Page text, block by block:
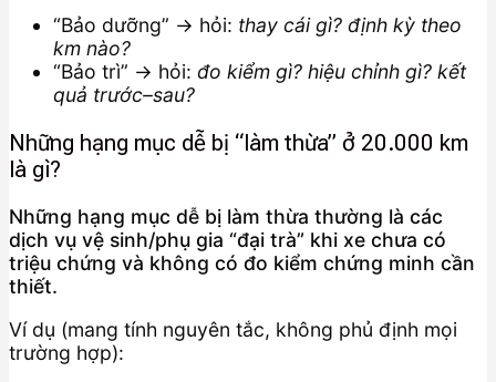
“Bảo dưỡng” → hỏi: thay cái gì? định kỳ theo
km nào?
“Bảo trì” → hỏi: đo kiểm gì? hiệu chỉnh gì? kết
quả trước–sau?
Những hạng mục dễ bị “làm thừa” ở 20.000 km
là gì?
Những hạng mục dễ bị làm thừa thường là các
dịch vụ vệ sinh/phụ gia “đại trà” khi xe chưa có
triệu chứng và không có đo kiểm chứng minh cần
thiết.
Ví dụ (mang tính nguyên tắc, không phủ định mọi
trường hợp):